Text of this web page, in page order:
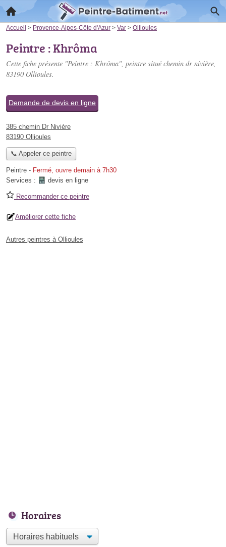
Accueil > Provence-Alpes-Côte d'Azur > Var > Ollioules
Peintre : Khrôma
Cette fiche présente "Peintre : Khrôma", peintre situé chemin dr nivière,
83190 Ollioules.
Demande de devis en ligne
385 chemin Dr Nivière
83190 Ollioules
📞 Appeler ce peintre
Peintre - Fermé, ouvre demain à 7h30
Services :
devis en ligne
Recommander ce peintre
Améliorer cette fiche
Autres peintres à Ollioules
Horaires